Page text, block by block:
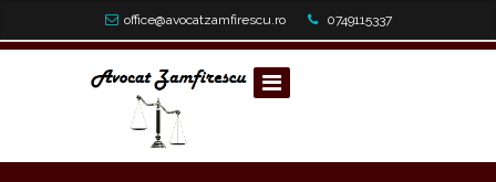
office@avocatzamfirescu.ro 0749115337